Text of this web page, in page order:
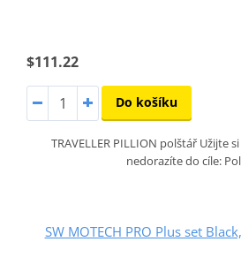
$111.22
Do košíku
TRAVELLER PILLION polštář Užijte
nedorazíte do cíle:
SW MOTECH PRO Plus set